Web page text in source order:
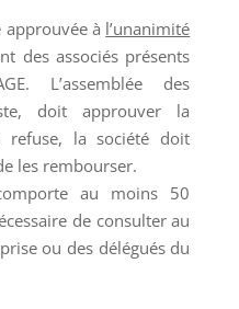
à l’unanimité
des associés présents
L’assemblée des
doit approuver la
refuse, la société doit
les rembourser.
au moins 50
de consulter au
ou des délégués du